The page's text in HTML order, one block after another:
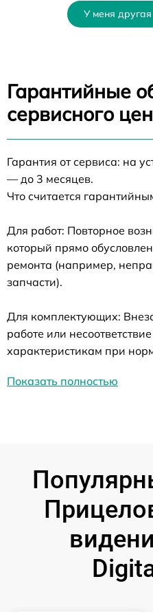
У меня
Гарантийные
сервисного
Гарантия от сервиса: на
— до 3 месяцев.
Что считается
Для работ: Повторное
который прямо
ремонта (например,
запчасти).
Для комплектующих:
работе или
характеристикам при
Показать полностью